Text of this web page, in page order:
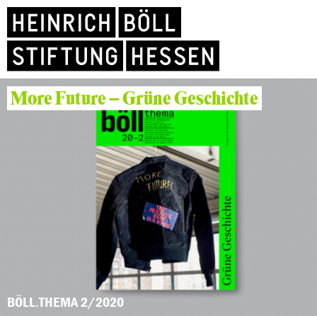
More Future – Grüne Geschichte
BÖLL.THEMA 2/2020